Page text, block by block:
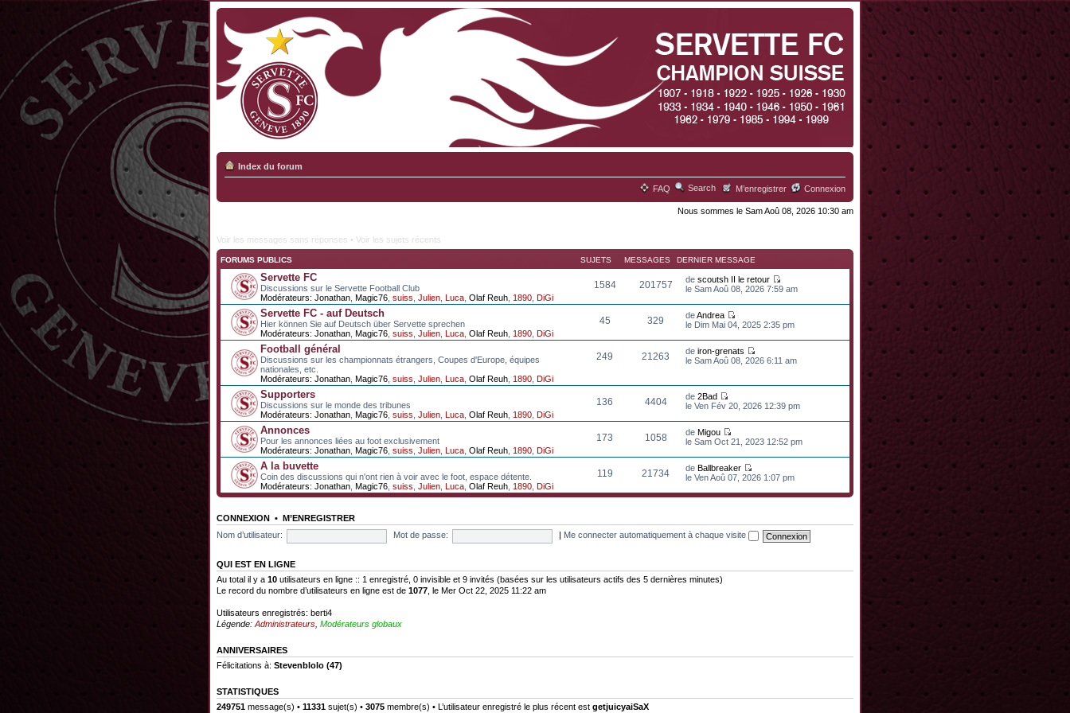
Index du forum
FAQ Search M’enregistrer Connexion
Nous sommes le Sam Aoû 08, 2026 10:30 am
Voir les messages sans réponses • Voir les sujets récents
FORUMS PUBLICS SUJETS MESSAGES DERNIER MESSAGE
Servette FC
Discussions sur le Servette Football Club
Modérateurs: Jonathan Magic76 suiss Julien Luca Olaf Reuh 1890 DiGi
1584 201757 descoutsh II le retour
le Sam Aoû 08, 2026 7:59 am
Servette FC - auf Deutsch
Hier können Sie auf Deutsch über Servette sprechen
Modérateurs: Jonathan Magic76 suiss Julien Luca Olaf Reuh 1890 DiGi
45 329 deAndrea
le Dim Mai 04, 2025 2:35 pm
Football général
Discussions sur les championnats étrangers, Coupes d'Europe, équipes
nationales, etc.
Modérateurs: Jonathan Magic76 suiss Julien Luca Olaf Reuh 1890 DiGi
249 21263 deiron-grenats
le Sam Aoû 08, 2026 6:11 am
Supporters
Discussions sur le monde des tribunes
Modérateurs: Jonathan Magic76 suiss Julien Luca Olaf Reuh 1890 DiGi
136 4404 de2Bad
le Ven Fév 20, 2026 12:39 pm
Annonces
Pour les annonces liées au foot exclusivement
Modérateurs: Jonathan Magic76 suiss Julien Luca Olaf Reuh 1890 DiGi
173 1058 deMigou
le Sam Oct 21, 2023 12:52 pm
A la buvette
Coin des discussions qui n'ont rien à voir avec le foot, espace détente.
Modérateurs: Jonathan Magic76 suiss Julien Luca Olaf Reuh 1890 DiGi
119 21734 deBallbreaker
le Ven Aoû 07, 2026 1:07 pm
CONNEXION • M’ENREGISTRER
Nom d’utilisateur:
Mot de passe: Me connecter automatiquement à chaque visite
QUI EST EN LIGNE
Au total il y a 10 utilisateurs en ligne :: 1 enregistré, 0 invisible et 9 invités (basées sur les utilisateurs actifs des 5 dernières minutes)
Le record du nombre d’utilisateurs en ligne est de 1077 , le Mer Oct 22, 2025 11:22 am
Utilisateurs enregistrés: berti4
Légende: Administrateurs Modérateurs globaux
ANNIVERSAIRES
Félicitations à: Stevenblolo (47)
STATISTIQUES
249751 message(s) • 11331 sujet(s) • 3075 membre(s) • L’utilisateur enregistré le plus récent est getjuicyaiSaX